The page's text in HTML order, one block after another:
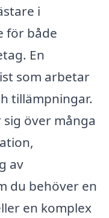
i
för både
En
som arbetar
tillämpningar.
över många
av
du behöver en
en komplex